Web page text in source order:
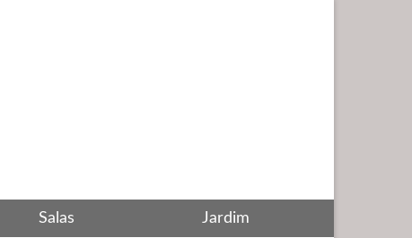
Salas Jardim